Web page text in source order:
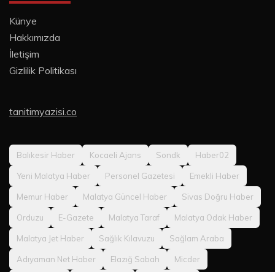
Künye
Hakkımızda
İletişim
Gizlilik Politikası
tanitimyazisi.co
Balıkesir Haber Kocaeli Ajans Sondk Haber02
Yeni Malatya Haber Personel Gazetesi Emekli Haber
Memur Haber Malatya Güncel Haber Sivas Doğru Haber
Orduzu E-Gazete Malatya Taraf Malatya Odak Haber
Malatya Jet Haber Sağlık Kılavuzu Sağlam Araba
Adıyaman Net Haber Elazığ Sabah Micder